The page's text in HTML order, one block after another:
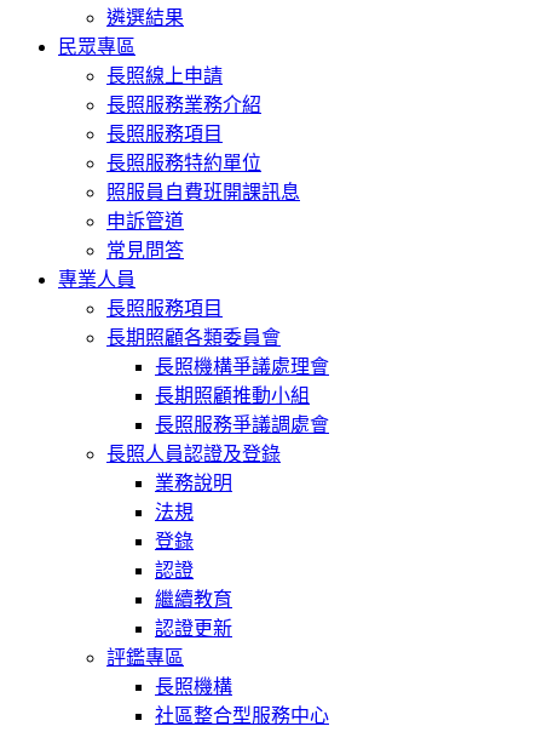
遴選結果
民眾專區
長照線上申請
長照服務業務介紹
長照服務項目
長照服務特約單位
照服員自費班開課訊息
申訴管道
常見問答
專業人員
長照服務項目
長期照顧各類委員會
長照機構爭議處理會
長期照顧推動小組
長照服務爭議調處會
長照人員認證及登錄
業務說明
法規
登錄
認證
繼續教育
認證更新
評鑑專區
長照機構
社區整合型服務中心